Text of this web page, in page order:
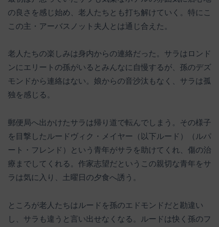
の良さを感じ始め、老人たちとも打ち解けていく。特にこ
この主・アーバスノット夫人とは通じ合えた。
老人たちの楽しみは身内からの連絡だった。サラはロンド
ンにエリートの孫がいるとみんなに自慢するが、孫のデズ
モンドから連絡はない。娘からの音沙汰もなく、サラは孤
独を感じる。
郵便局へ出かけたサラは帰り道で転んでしまう。その様子
を目撃したルードヴィク・メイヤー（以下ルード）（ルパ
ート・フレンド）という青年がサラを助けてくれ、傷の治
療までしてくれる。作家志望だというこの親切な青年をサ
ラは気に入り、土曜日の夕食へ誘う。
ところが老人たちはルードを孫のエドモンドだと勘違い
し、サラも違うと言い出せなくなる。ルードは快く孫のフ